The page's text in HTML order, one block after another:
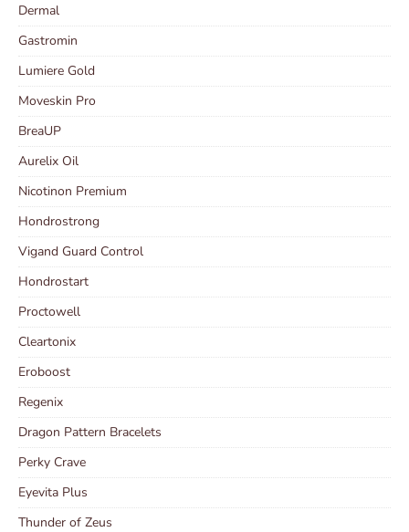
Dermal
Gastromin
Lumiere Gold
Moveskin Pro
BreaUP
Aurelix Oil
Nicotinon Premium
Hondrostrong
Vigand Guard Control
Hondrostart
Proctowell
Cleartonix
Eroboost
Regenix
Dragon Pattern Bracelets
Perky Crave
Eyevita Plus
Thunder of Zeus